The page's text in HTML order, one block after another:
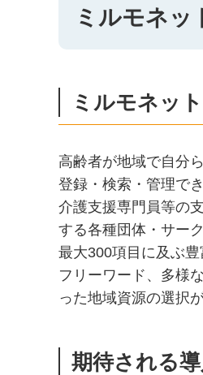
ミルモネッ
ミルモネッ
高齢者が地域で自分
登録・検索・管理で
介護支援専門員等の
する各種団体・サー
最大300項目に及ぶ
フリーワード、多様
った地域資源の選択
期待される